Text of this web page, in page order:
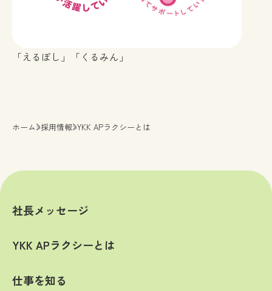
「えるぼし」「くるみん」
ホーム>採用情報>YKK APラクシーとは
社長メッセージ
YKK APラクシーとは
仕事を知る